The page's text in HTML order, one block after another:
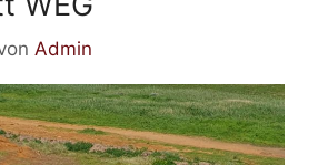
Admin